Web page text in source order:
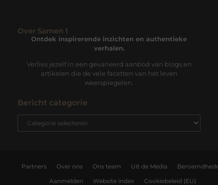
Over Samen 1
Ontdek inspirerende inzichten en authentieke
verhalen.
Verlies jezelf in een gevarieerd aanbod van blogs en
artikelen die de vele facetten van het leven
weerspiegelen.
Bericht categorie
Partners Over ons Ons team Uit de Media
Aanmelden Website index Cookiebeleid (EU)